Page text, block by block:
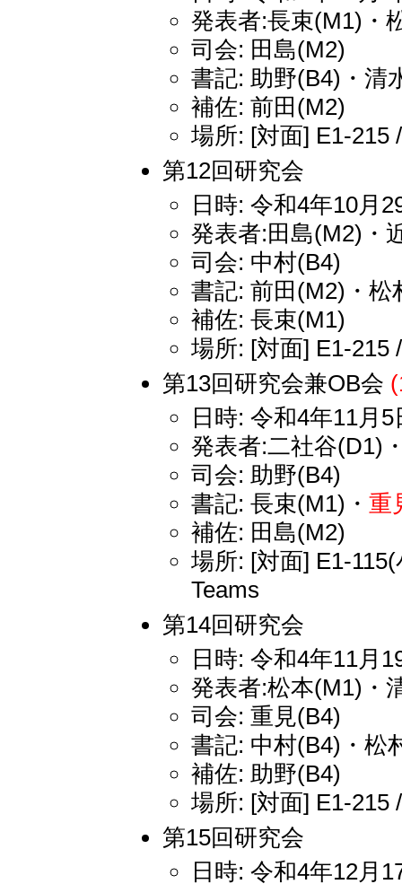
発表者:長束(M1)・
司会: 田島(M2)
書記: 助野(B4)・清
補佐: 前田(M2)
場所: [対面] E1-215
第12回研究会
日時: 令和4年10月
発表者:田島(M2)・
司会: 中村(B4)
書記: 前田(M2)・松
補佐: 長束(M1)
場所: [対面] E1-215
第13回研究会兼OB会
日時: 令和4年11月
発表者:二社谷(D1)
司会: 助野(B4)
書記: 長束(M1)・重
補佐: 田島(M2)
場所: [対面] E1-
Teams
第14回研究会
日時: 令和4年11月
発表者:松本(M1)・
司会: 重見(B4)
書記: 中村(B4)・松
補佐: 助野(B4)
場所: [対面] E1-215
第15回研究会
日時: 令和4年12月